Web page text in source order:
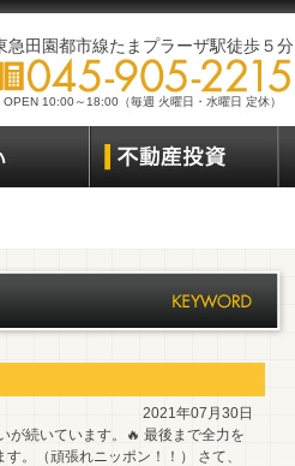
急田園都市線たまプラーザ駅徒歩５分
OPEN 10:00～18:00（毎週 火曜日・水曜日 定休）
2021年07月30日
が続いています。🔥 最後まで全力を
。（頑張れニッポン！！） さて、